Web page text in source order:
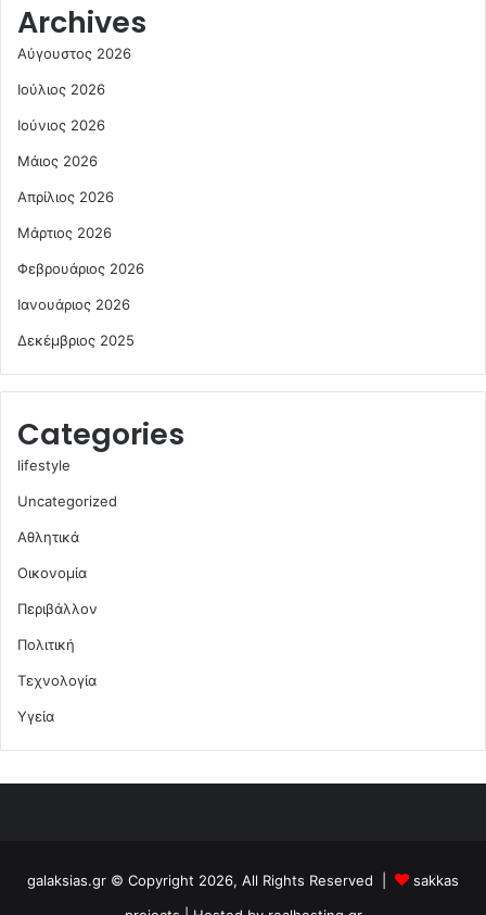
Archives
Αύγουστος 2026
Ιούλιος 2026
Ιούνιος 2026
Μάιος 2026
Απρίλιος 2026
Μάρτιος 2026
Φεβρουάριος 2026
Ιανουάριος 2026
Δεκέμβριος 2025
Categories
lifestyle
Uncategorized
Αθλητικά
Οικονομία
Περιβάλλον
Πολιτική
Τεχνολογία
Υγεία
galaksias.gr © Copyright 2026, All Rights Reserved |
sakkas